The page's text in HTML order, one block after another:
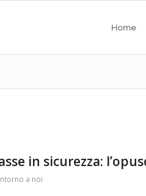
Home
in sicurezza:
a noi